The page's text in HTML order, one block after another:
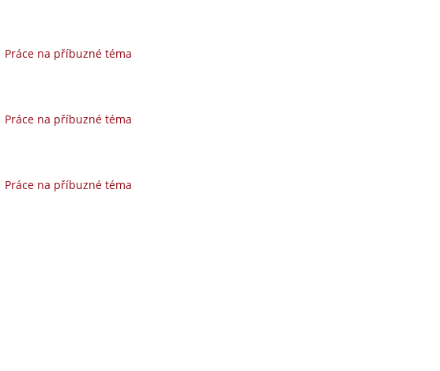
Práce na příbuzné téma
Práce na příbuzné téma
Práce na příbuzné téma